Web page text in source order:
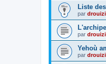
Liste
par
par
Yehoù
par